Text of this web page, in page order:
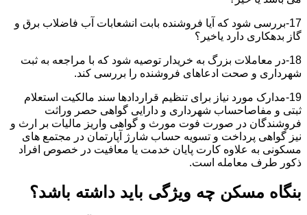
17-بررسی شود که آیا فروشنده بابت انشعابات آب فاضلاب برق و
گاز بدهکاری دارد یاخیر؟
18-در معاملات بزرگ به خریدار توصیه شود که با مراجعه به ثبت
شهرداری و صحت ادعاهای فروشنده را بررسی کند.
19-مدارک مورد نیاز برای تنظیم قراردادها سند مالکیت استعلام
ثبتی و مفاصاحساب شهرداری و دارایی گواهی حصر وراثت
فروشندگان در صورت فوت مورث و گواهی واریز مالیات بر ارث و
نیز گواهی پرداخت و تسویه حساب شارژ آپارتمان در مجتمع های
مسکونی به علاوه کارت پایان خدمت یا معافیت در خصوص افراد
ذکور طرف معامله است.
بنگاه مسکن چه ویژگی باید داشته باشد؟